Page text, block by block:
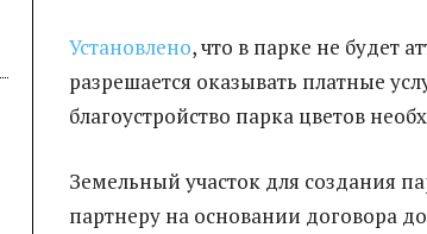
Установлено, что в парке не будет
разрешается оказывать платные
благоустройство парка цветов
Земельный участок для создания
партнеру на основании договора